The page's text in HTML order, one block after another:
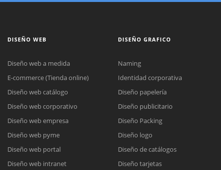
DISEÑO WEB
Diseño web a medida
E-commerce (Tienda online)
Diseño web catálogo
Diseño web corporativo
Diseño web empresa
Diseño web pyme
Diseño web portal
Diseño web intranet
DISEÑO GRAFICO
Naming
Identidad corporativa
Diseño papelería
Diseño publicitario
Diseño Packing
Diseño logo
Diseño de catálogos
Diseño tarjetas